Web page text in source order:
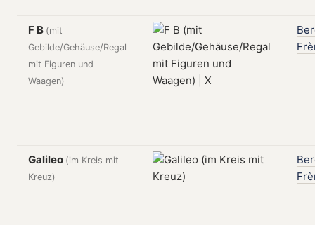
F B (mit
Gebilde/Gehäuse/Regal
mit Figuren und
Waagen)
Galileo (im Kreis mit
Kreuz)